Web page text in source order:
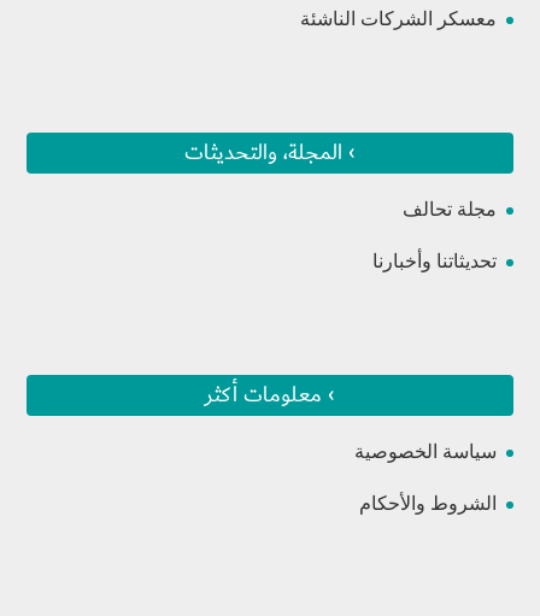
معسكر الشركات الناشئة
› المجلة، والتحديثات
مجلة تحالف
تحديثاتنا وأخبارنا
› معلومات أكثر
سياسة الخصوصية
الشروط والأحكام